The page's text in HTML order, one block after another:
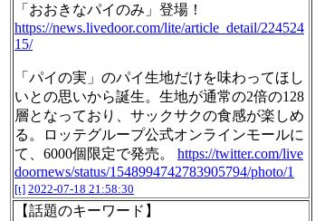
「おおきなパイのみ」登場！
https://news.livedoor.com/lite/article_detail/224524
15/
「パイの実」のパイ生地だけを味わってほし
いとの思いから誕生。生地が通常の2倍の128
層となっており、サックサクの食感が楽しめ
る。ロッテグループ公式オンラインモールに
て、6000個限定で発売。 https://twitter.com/live
doornews/status/1548994742783905794/photo/1
[t] 2022-07-18 21:58:30
【話題のキーワード】